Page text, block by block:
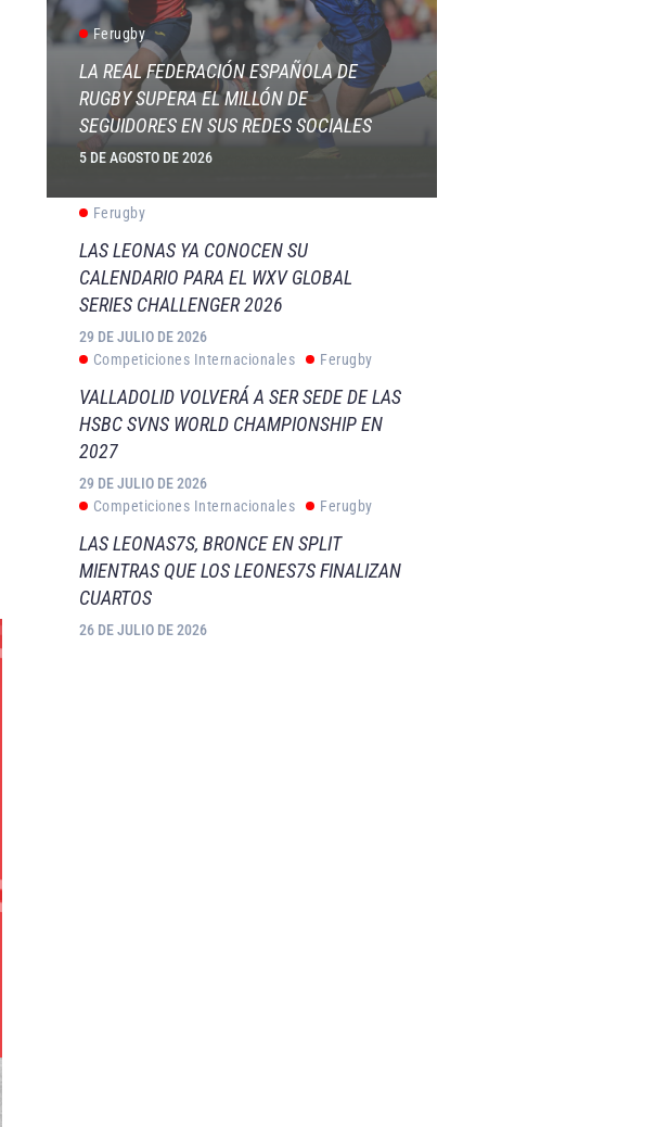
Ferugby
LA REAL FEDERACIÓN ESPAÑOLA DE
RUGBY SUPERA EL MILLÓN DE
SEGUIDORES EN SUS REDES SOCIALES
5 DE AGOSTO DE 2026
Ferugby
LAS LEONAS YA CONOCEN SU
CALENDARIO PARA EL WXV GLOBAL
SERIES CHALLENGER 2026
29 DE JULIO DE 2026
Competiciones Internacionales
Ferugby
VALLADOLID VOLVERÁ A SER SEDE DE LAS
HSBC SVNS WORLD CHAMPIONSHIP EN
2027
29 DE JULIO DE 2026
Competiciones Internacionales
Ferugby
LAS LEONAS7S, BRONCE EN SPLIT
MIENTRAS QUE LOS LEONES7S FINALIZAN
CUARTOS
26 DE JULIO DE 2026